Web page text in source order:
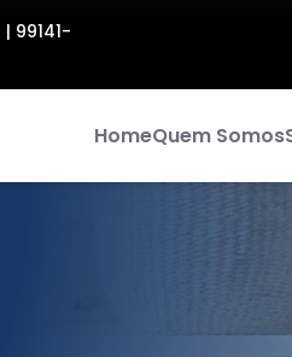
| 99141-
HomeQuem Somos